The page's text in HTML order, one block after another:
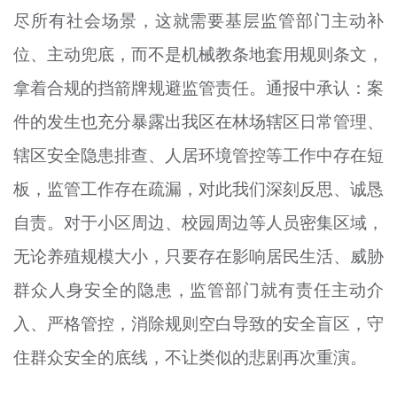
尽所有社会场景，这就需要基层监管部门主动补
位、主动兜底，而不是机械教条地套用规则条文，
拿着合规的挡箭牌规避监管责任。通报中承认：案
件的发生也充分暴露出我区在林场辖区日常管理、
辖区安全隐患排查、人居环境管控等工作中存在短
板，监管工作存在疏漏，对此我们深刻反思、诚恳
自责。对于小区周边、校园周边等人员密集区域，
无论养殖规模大小，只要存在影响居民生活、威胁
群众人身安全的隐患，监管部门就有责任主动介
入、严格管控，消除规则空白导致的安全盲区，守
住群众安全的底线，不让类似的悲剧再次重演。